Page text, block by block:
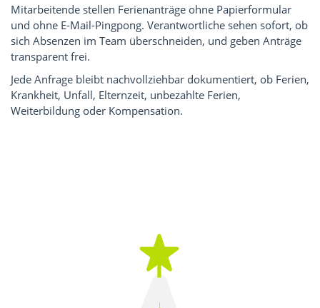
Mitarbeitende stellen Ferienanträge ohne Papierformular
und ohne E-Mail-Pingpong. Verantwortliche sehen sofort, ob
sich Absenzen im Team überschneiden, und geben Anträge
transparent frei.
Jede Anfrage bleibt nachvollziehbar dokumentiert, ob Ferien,
Krankheit, Unfall, Elternzeit, unbezahlte Ferien,
Weiterbildung oder Kompensation.